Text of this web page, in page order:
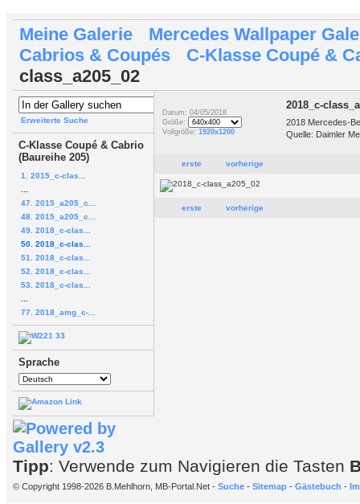
Meine Galerie
Mercedes Wallpaper
Cabrios & Coupés
C-Klasse Coupé &
class_a205_02
Erweiterte Suche
C-Klasse Coupé & Cabrio
(Baureihe 205)
1. 2015_c-clas...
47. 2015_a205_c...
48. 2015_a205_c...
49. 2018_c-clas...
50. 2018_c-clas...
51. 2018_c-clas...
52. 2018_c-clas...
53. 2018_c-clas...
77. 2018_amg_c-...
Sprache
Datum: 04/05/2018
Größe:
Vollgröße: 1920x1200
2018_c-
2018 Mercedes-
Quelle: Daimler
erste vorherige
erste vorherige
Tipp: Verwende zum Navigieren die Tasten
© Copyright 1998-2026 B.Mehlhorn, MB-Portal.Net - Suche - Sitemap - Gästebuch -